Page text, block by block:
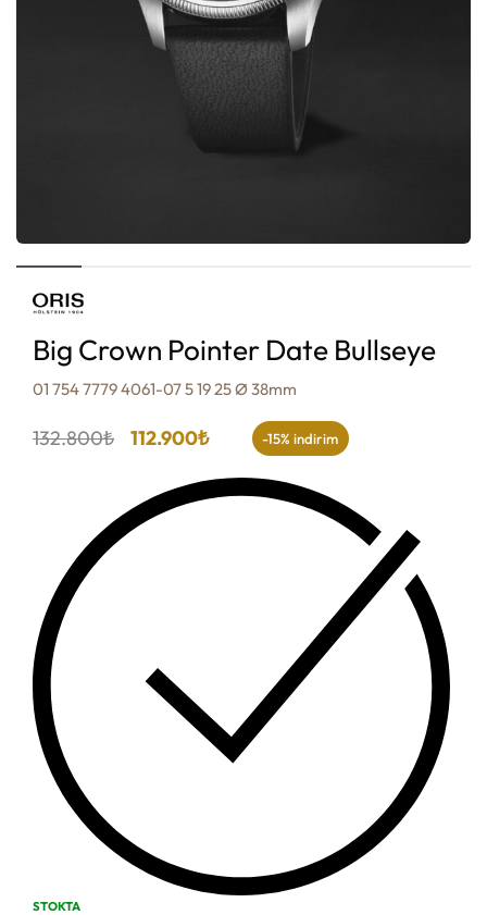
Big Crown Pointer Date Bullseye
01 754 7779 4061-07 5 19 25 Ø 38mm
132.800₺ 112.900₺ -15% indirim
STOKTA